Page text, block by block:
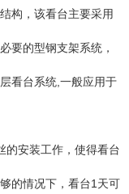
构，该看台主要采用
要的型钢支架系统，
看台系统,一般应用于
的安装工作，使得看台
的情况下，看台1天可